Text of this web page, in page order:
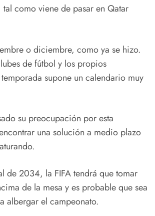
como viene de pasar en Qatar
o diciembre, como ya se hizo.
de fútbol y los propios
supone un calendario muy
su preocupación por esta
una solución a medio plazo
de 2034, la FIFA tendrá que tomar
de la mesa y es probable que sea
albergar el campeonato.